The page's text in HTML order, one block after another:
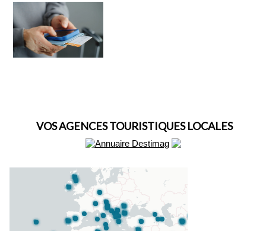
VOS AGENCES TOURISTIQUES LOCALES